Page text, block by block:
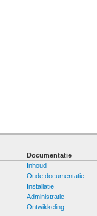
Documentatie
Inhoud
Oude documentatie
Installatie
Administratie
Ontwikkeling